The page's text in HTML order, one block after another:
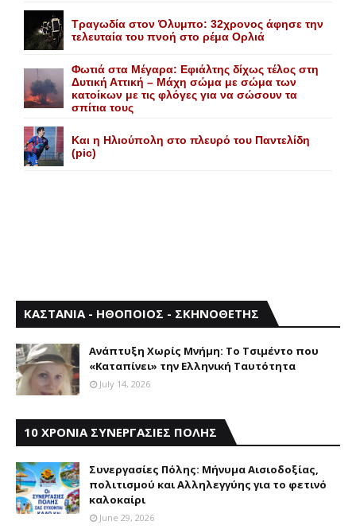
Τραγωδία στον Όλυμπο: 32χρονος άφησε την
τελευταία του πνοή στο ρέμα Ορλιά
Φωτιά στα Μέγαρα: Εφιάλτης δίχως τέλος στη
Δυτική Αττική – Μάχη σώμα με σώμα των
κατοίκων με τις φλόγες για να σώσουν τα
σπίτια τους
Και η Ηλιούπολη στο πλευρό του Παντελίδη
(pic)
ΚΑΣΤΑΝΙΑ - ΗΘΟΠΟΙΟΣ - ΣΚΗΝΟΘΕΤΗΣ
Aνάπτυξη Xωρίς Mνήμη: Το Τσιμέντο που
«Καταπίνει» την Ελληνική Ταυτότητα
July 14, 2026
10 ΧΡΟΝΙΑ ΣΥΝΕΡΓΑΣΙΕΣ ΠΟΛΗΣ
Συνεργασίες Πόλης: Mήνυμα Aισιοδοξίας,
πολιτισμού και Aλληλεγγύης για το φετινό
καλοκαίρι
June 29, 2026